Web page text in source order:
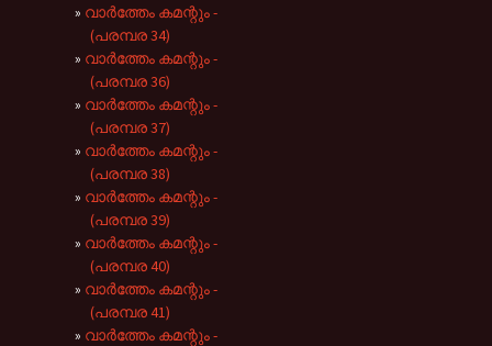
വാർത്തേം കമന്റും -
(പരമ്പര 34)
വാർത്തേം കമന്റും -
(പരമ്പര 36)
വാർത്തേം കമന്റും -
(പരമ്പര 37)
വാർത്തേം കമന്റും -
(പരമ്പര 38)
വാർത്തേം കമന്റും -
(പരമ്പര 39)
വാർത്തേം കമന്റും -
(പരമ്പര 40)
വാർത്തേം കമന്റും -
(പരമ്പര 41)
വാർത്തേം കമന്റും -